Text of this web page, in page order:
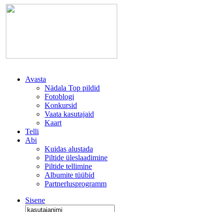
Avasta
Nädala Top pildid
Fotoblogi
Konkursid
Vaata kasutajaid
Kaart
Telli
Abi
Kuidas alustada
Piltide üleslaadimine
Piltide tellimine
Albumite tüübid
Partnerlusprogramm
Sisene